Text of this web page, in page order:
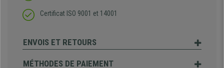
Certificat ISO 9001 et 14001
ENVOIS ET RETOURS
MÉTHODES DE PAIEMENT